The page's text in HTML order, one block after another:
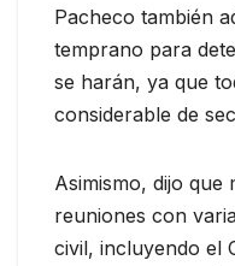
Pacheco también
temprano para
se harán, ya que
considerable de
Asimismo, dijo que
reuniones con
civil, incluyendo el